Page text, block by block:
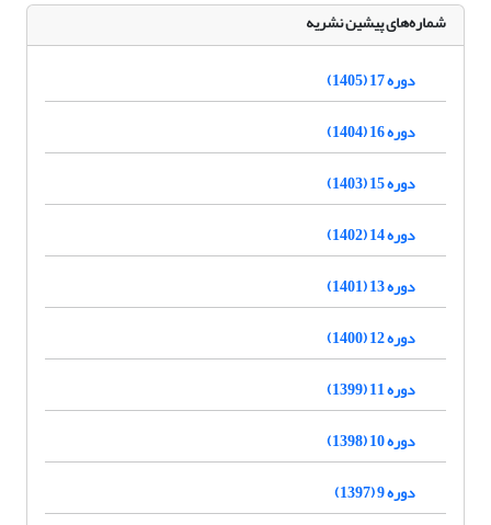
شماره‌های پیشین نشریه
دوره 17 (1405)
دوره 16 (1404)
دوره 15 (1403)
دوره 14 (1402)
دوره 13 (1401)
دوره 12 (1400)
دوره 11 (1399)
دوره 10 (1398)
دوره 9 (1397)